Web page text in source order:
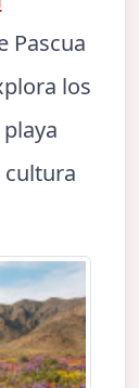
Pascua
los
cultura